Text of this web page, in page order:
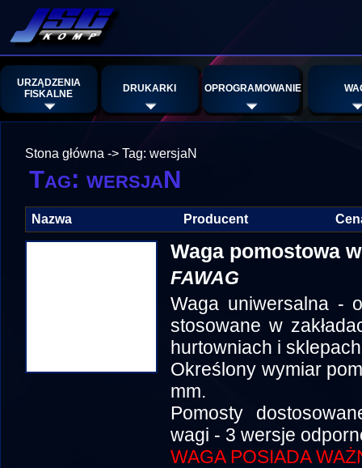
URZĄDZENIA
FISKALNE
DRUKARKI OPROGRAMOWANIE
Stona główna -> Tag: wersjaN
Tag: wersjaN
Nazwa Producent
Waga pomostowa
FAWAG
Waga uniwersalna -
stosowane w
hurtowniach i
Określony wymiar
mm.
Pomosty
wagi - 3 wersje
WAGA POSIADA